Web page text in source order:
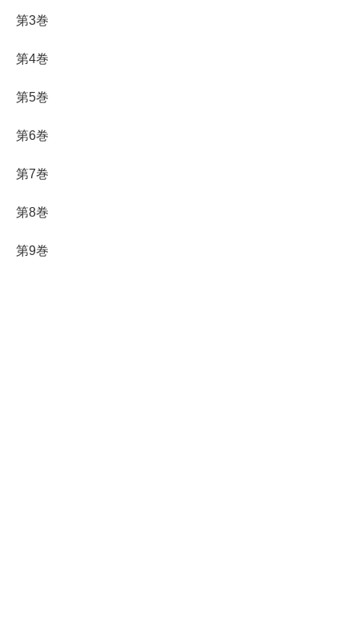
第3巻
第4巻
第5巻
第6巻
第7巻
第8巻
第9巻